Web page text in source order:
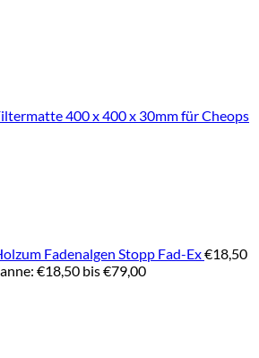
400 x 400 x 30mm für Cheops
Fadenalgen Stopp Fad-Ex€18,50
€18,50 bis €79,00